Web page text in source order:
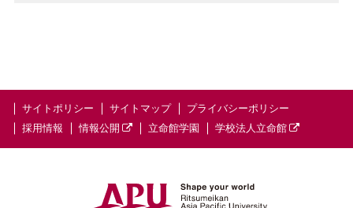
サイトポリシー サイトマップ
プライバシーポリシー
採用情報
情報公開 立命館学園 学校法人立命館